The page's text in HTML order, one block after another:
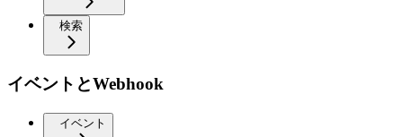
検索
イベントとWebhook
イベント